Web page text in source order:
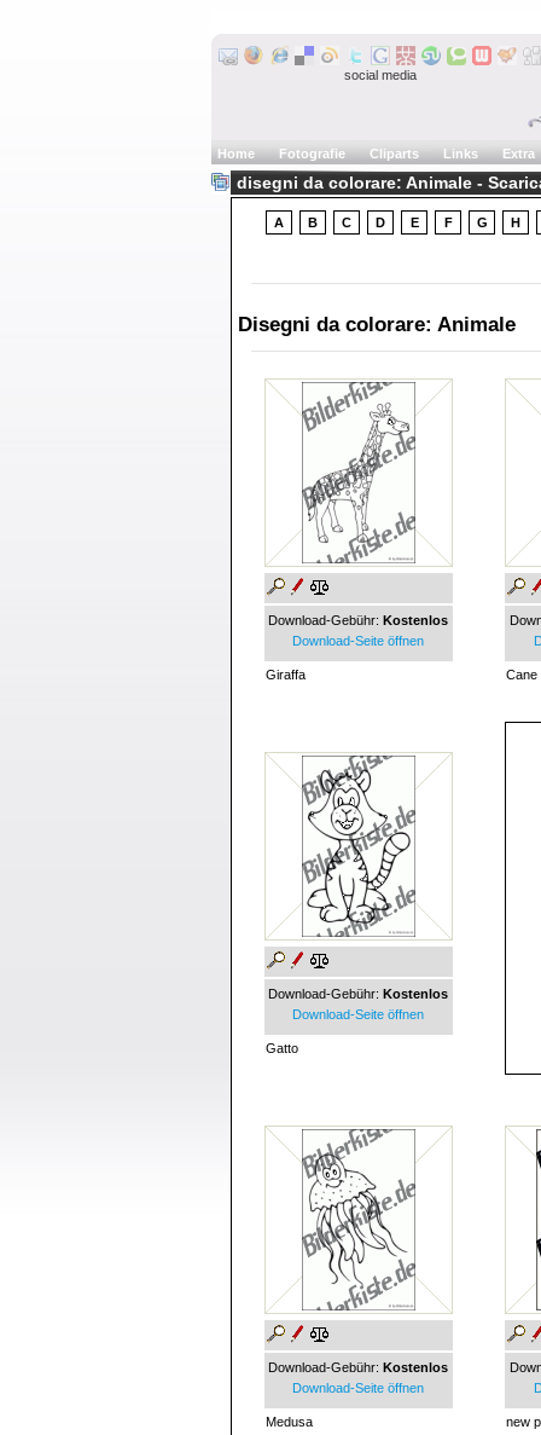
social media
Home Fotografie Cliparts Links Extra
disegni da colorare: Animale -
A B C D E F G H
Disegni da colorare: Animale
Download-Gebühr: Kostenlos
Download-Seite öffnen
Giraffa Cane
Download-Gebühr: Kostenlos
Download-Seite öffnen
Gatto
Download-Gebühr: Kostenlos
Download-Seite öffnen
Medusa new